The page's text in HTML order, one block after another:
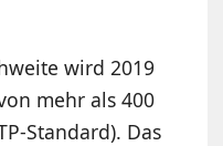
wird 2019
mehr als 400
Standard). Das